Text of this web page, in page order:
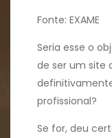
Fonte: EXAME
Seria esse o
de ser um site
profissional?
Se for, deu